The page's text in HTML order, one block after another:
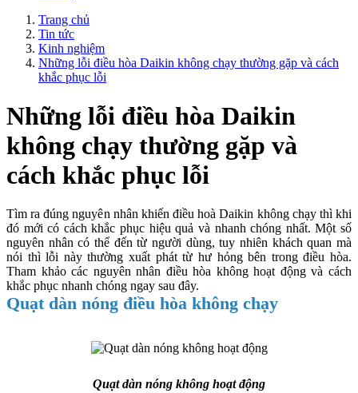
Trang chủ
Tin tức
Kinh nghiệm
Những lỗi điều hòa Daikin không chạy thường gặp và cách
khắc phục lỗi
Những lỗi điều hòa Daikin
không chạy thường gặp và
cách khắc phục lỗi
Tìm ra đúng nguyên nhân khiến điều hoà Daikin không chạy thì khi
đó mới có cách khắc phục hiệu quả và nhanh chóng nhất. Một số
nguyên nhân có thể đến từ người dùng, tuy nhiên khách quan mà
nói thì lỗi này thường xuất phát từ hư hỏng bên trong điều hòa.
Tham khảo các nguyên nhân điều hòa không hoạt động và cách
khắc phục nhanh chóng ngay sau đây.
Quạt dàn nóng điều hòa không chạy
Quạt dàn nóng không hoạt động